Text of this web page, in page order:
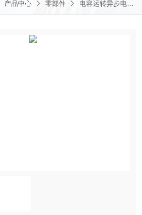
产品中心 零部件 电容运转异步电机，风机